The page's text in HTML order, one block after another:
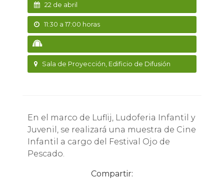
22 de abril
11:30 a 17:00 horas
Sala de Proyección, Edificio de Difusión
En el marco de Luflij, Ludoferia Infantil y
Juvenil, se realizará una muestra de Cine
Infantil a cargo del Festival Ojo de
Pescado.
Compartir: